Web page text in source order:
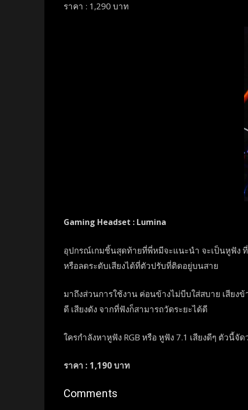
ราคา : 1,290 บาท
Gaming Headset : Lumina
อุปกรณ์เกมชิ้นสุดท้ายที่พี่หมีจะแนะนำ จะเป็นหูฟัง
หรือลดระดับเสียงได้ที่ตัวปรับที่ติดอยู่บนสาย
มาถึงส่วนการใช้งาน ค่อนข้างไม่บีบใส่สบาย เสียง
ดี เสียงดัง จากที่ฟังก็สามารถวัดระยะได้ดี
ใครกำลังหาหูฟัง RGB หรือ หูฟัง 7.1 เสียงดีๆ ตัวนี้จั
ราคา : 1,190 บาท
Comments